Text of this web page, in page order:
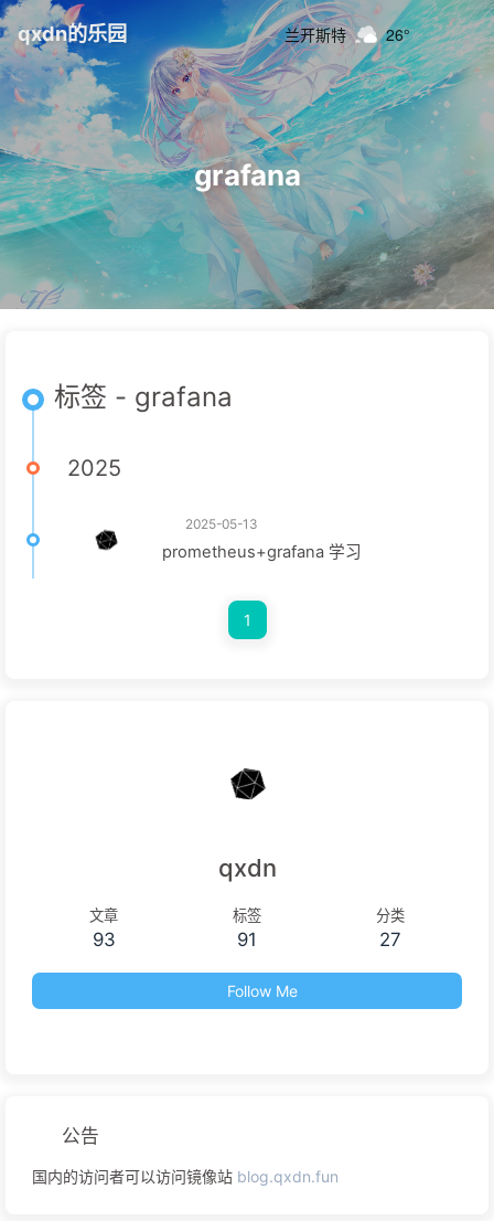
qxdn的乐园 兰开斯特 26°
grafana
标签 - grafana
2025
2025-05-13
prometheus+grafana 学习
1
qxdn
文章
93
标签
91
分类
27
Follow Me
公告
国内的访问者可以访问镜像站 blog.qxdn.fun